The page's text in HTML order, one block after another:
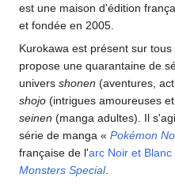
est une maison d'édition
et fondée en 2005.
Kurokawa est présent sur
propose une quarantaine de
univers shonen (aventures,
shojo (intrigues amoureuses
seinen (manga adultes). Il
série de manga « Pokémon
française de l'arc Noir et Blanc
Monsters Special.